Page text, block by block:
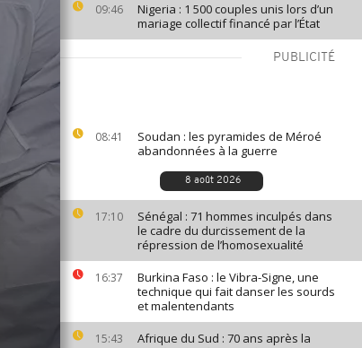
09:46
Nigeria : 1 500 couples unis lors d’un
mariage collectif financé par l’État
PUBLICITÉ
08:41
Soudan : les pyramides de Méroé
abandonnées à la guerre
8 août 2026
17:10
Sénégal : 71 hommes inculpés dans
le cadre du durcissement de la
répression de l’homosexualité
16:37
Burkina Faso : le Vibra-Signe, une
technique qui fait danser les sourds
et malentendants
15:43
Afrique du Sud : 70 ans après la